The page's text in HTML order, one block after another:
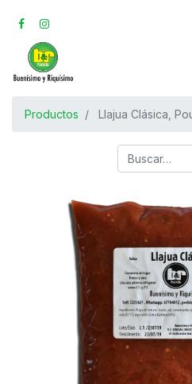
Productos Llajua Clásica,